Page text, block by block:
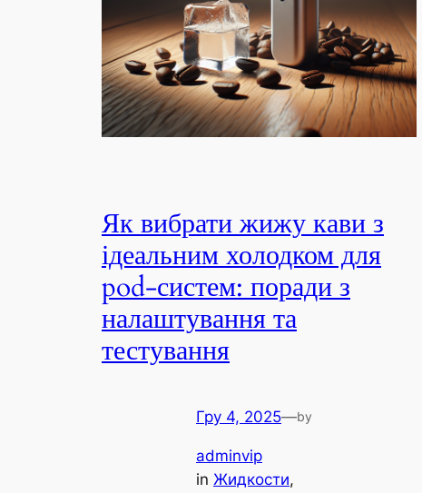
Як вибрати жижу кави з
ідеальним холодком для
pod-систем: поради з
налаштування та
тестування
Гру 4, 2025—by
adminvip
in Жидкости